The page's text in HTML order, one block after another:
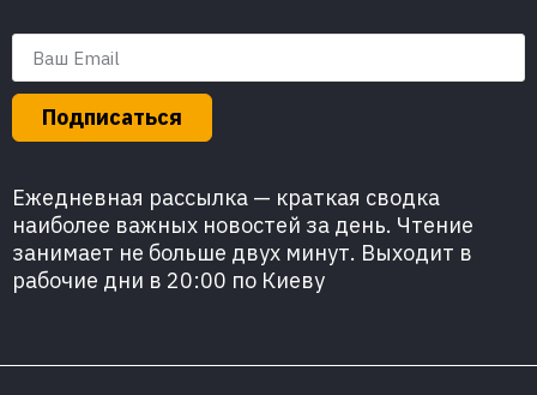
Подписаться
Ежедневная рассылка — краткая сводка
наиболее важных новостей за день. Чтение
занимает не больше двух минут. Выходит в
рабочие дни в 20:00 по Киеву